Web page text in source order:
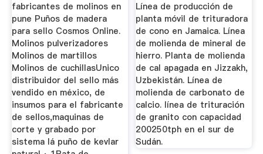
fabricantes de molinos en
pune Puños de madera
para sello Cosmos Online.
Molinos pulverizadores
Molinos de martillos
Molinos de cuchillasUnico
distribuidor del sello más
vendido en méxico, de
insumos para el fabricante
de sellos,maquinas de
corte y grabado por
sistema lá puño de kevlar
Línea de producción de
planta móvil de trituradora
de cono en Jamaica. Línea
de molienda de mineral de
hierro. Planta de molienda
de cal apagada en Jizzakh,
Uzbekistán. Línea de
molienda de carbonato de
calcio. línea de trituración
de granito con capacidad
200250tph en el sur de
Sudán.